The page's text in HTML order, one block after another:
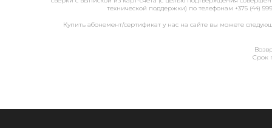
технической поддержки) по телефонам +375 (44)
Купить абонемент/сертификат у нас на сайте вы можете
Срок